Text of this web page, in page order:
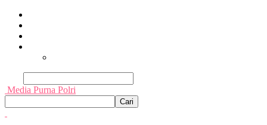
Media Purna Polri